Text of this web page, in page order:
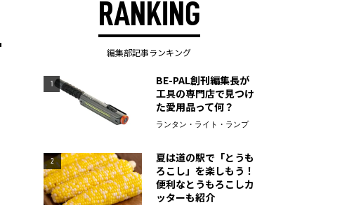
RANKING
編集部記事ランキング
1
BE-PAL創刊編集長が
工具の専門店で見つけ
た愛用品って何？
ランタン・ライト・ランプ
2
夏は道の駅で「とうも
ろこし」を楽しもう！
便利なとうもろこしカ
ッターも紹介